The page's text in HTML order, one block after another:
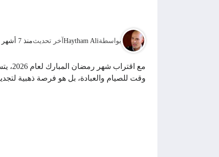
بواسطةHaytham Aliآخر تحديثمنذ 7 أشهر
مع
وقت للصيام والعبادة، بل هو فرصة ذهبية